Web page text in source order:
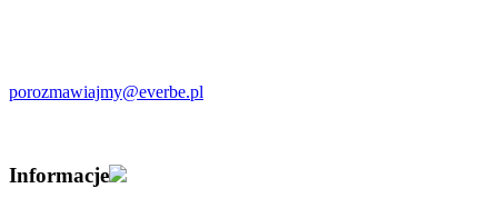
porozmawiajmy@everbe.pl
Informacje